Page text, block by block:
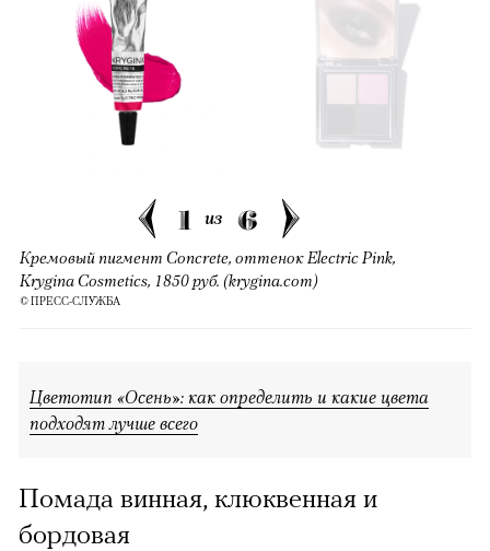
1 из 6
Кремовый пигмент Concrete, оттенок Electric Pink,
Krygina Cosmetics, 1850 руб. (krygina.com)
© ПРЕСС-СЛУЖБА
Цветотип «Осень»: как определить и какие цвета
подходят лучше всего
Помада винная, клюквенная и
бордовая